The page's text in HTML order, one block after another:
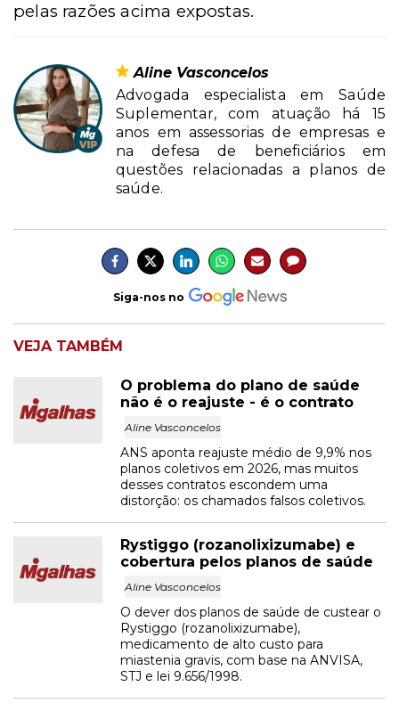
pelas razões acima expostas.
Aline Vasconcelos
Advogada especialista em Saúde
Suplementar, com atuação há 15
anos em assessorias de empresas e
na defesa de beneficiários em
questões relacionadas a planos de
saúde.
Siga-nos no
VEJA TAMBÉM
O problema do plano de saúde
não é o reajuste - é o contrato
Aline Vasconcelos
ANS aponta reajuste médio de 9,9% nos
planos coletivos em 2026, mas muitos
desses contratos escondem uma
distorção: os chamados falsos coletivos.
Rystiggo (rozanolixizumabe) e
cobertura pelos planos de saúde
Aline Vasconcelos
O dever dos planos de saúde de custear o
Rystiggo (rozanolixizumabe),
medicamento de alto custo para
miastenia gravis, com base na ANVISA,
STJ e lei 9.656/1998.